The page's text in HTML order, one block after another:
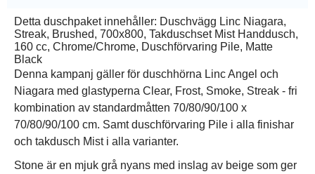
Detta duschpaket innehåller: Duschvägg Linc Niagara,
Streak, Brushed, 700x800, Takduschset Mist Handdusch,
160 cc, Chrome/Chrome, Duschförvaring Pile, Matte
Black
Denna kampanj gäller för duschhörna Linc Angel och
Niagara med glastyperna Clear, Frost, Smoke, Streak - fri
kombination av standardmåtten 70/80/90/100 x
70/80/90/100 cm. Samt duschförvaring Pile i alla finishar
och takdusch Mist i alla varianter.
Stone är en mjuk grå nyans med inslag av beige som ger